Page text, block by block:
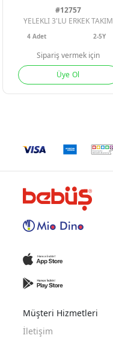
#12757
YELEKLI 3'LU ERKEK TAKIM
4 Adet 2-5Y
Sipariş vermek için
Üye Ol
Müşteri Hizmetleri
İletişim